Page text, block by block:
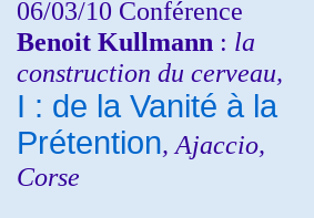
06/03/10 Conférence
Benoit Kullmann : la
construction du cerveau,
I : de la Vanité à la
Prétention, Ajaccio,
Corse